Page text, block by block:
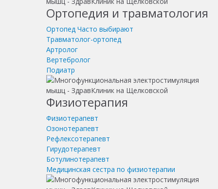
Ортопедия и травматология
Ортопед Часто выбирают
Травматолог-ортопед
Артролог
Вертебролог
Подиатр
Физиотерапия
Физиотерапевт
Озонотерапевт
Рефлексотерапевт
Гирудотерапевт
Ботулинотерапевт
Медицинская сестра по физиотерапии